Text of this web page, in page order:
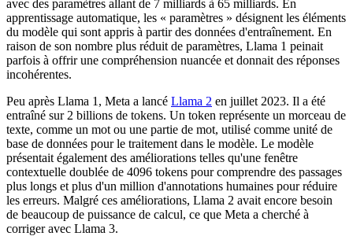
avec des paramètres allant de 7 milliards à 65 milliards. En
apprentissage automatique, les « paramètres » désignent les éléments
du modèle qui sont appris à partir des données d'entraînement. En
raison de son nombre plus réduit de paramètres, Llama 1 peinait
parfois à offrir une compréhension nuancée et donnait des réponses
incohérentes.
Peu après Llama 1, Meta a lancé Llama 2 en juillet 2023. Il a été
entraîné sur 2 billions de tokens. Un token représente un morceau de
texte, comme un mot ou une partie de mot, utilisé comme unité de
base de données pour le traitement dans le modèle. Le modèle
présentait également des améliorations telles qu'une fenêtre
contextuelle doublée de 4096 tokens pour comprendre des passages
plus longs et plus d'un million d'annotations humaines pour réduire
les erreurs. Malgré ces améliorations, Llama 2 avait encore besoin
de beaucoup de puissance de calcul, ce que Meta a cherché à
corriger avec Llama 3.